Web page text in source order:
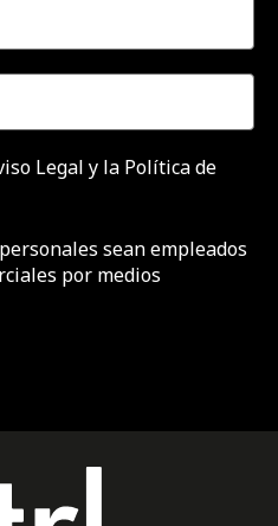
Legal y la Política de
sean empleados
por medios